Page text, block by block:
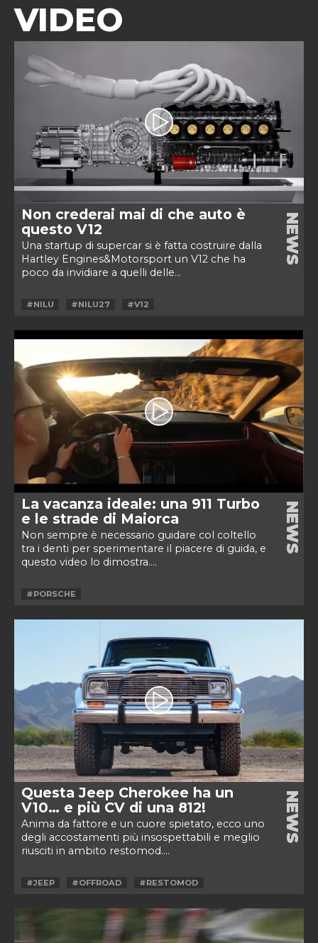
VIDEO
Non crederai mai di che auto è
questo V12
Una startup di supercar si è fatta costruire dalla
Hartley Engines&Motorsport un V12 che ha
poco da invidiare a quelli delle...
NEWS
#NILU #NILU27 #V12
La vacanza ideale: una 911 Turbo
e le strade di Maiorca
Non sempre è necessario guidare col coltello
tra i denti per sperimentare il piacere di guida, e
questo video lo dimostra....
NEWS
#PORSCHE
Questa Jeep Cherokee ha un
V10… e più CV di una 812!
Anima da fattore e un cuore spietato, ecco uno
degli accostamenti più insospettabili e meglio
riusciti in ambito restomod....
NEWS
#JEEP #OFFROAD #RESTOMOD